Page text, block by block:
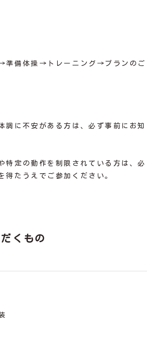
準備体操→トレーニング→プランのご
調に不安がある方は、必ず事前にお知
特定の動作を制限されている方は、必
得たうえでご参加ください。
くもの